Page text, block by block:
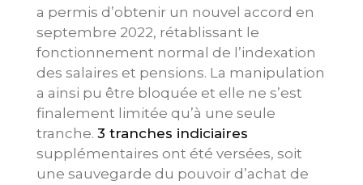
a permis d’obtenir un nouvel accord en
septembre 2022, rétablissant le
fonctionnement normal de l’indexation
des salaires et pensions. La manipulation
a ainsi pu être bloquée et elle ne s’est
finalement limitée qu’à une seule
tranche. 3 tranches indiciaires
supplémentaires ont été versées, soit
une sauvegarde du pouvoir d’achat de